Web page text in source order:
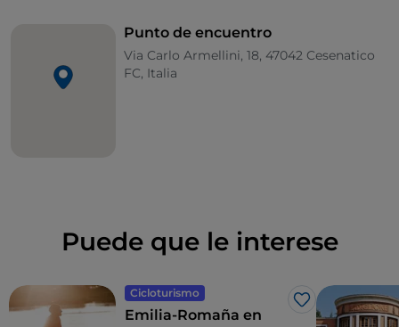
Punto de encuentro
Via Carlo Armellini, 18, 47042 Cesenatico
FC, Italia
Puede que le interese
Cicloturismo
Me gusta
Emilia-Romaña en